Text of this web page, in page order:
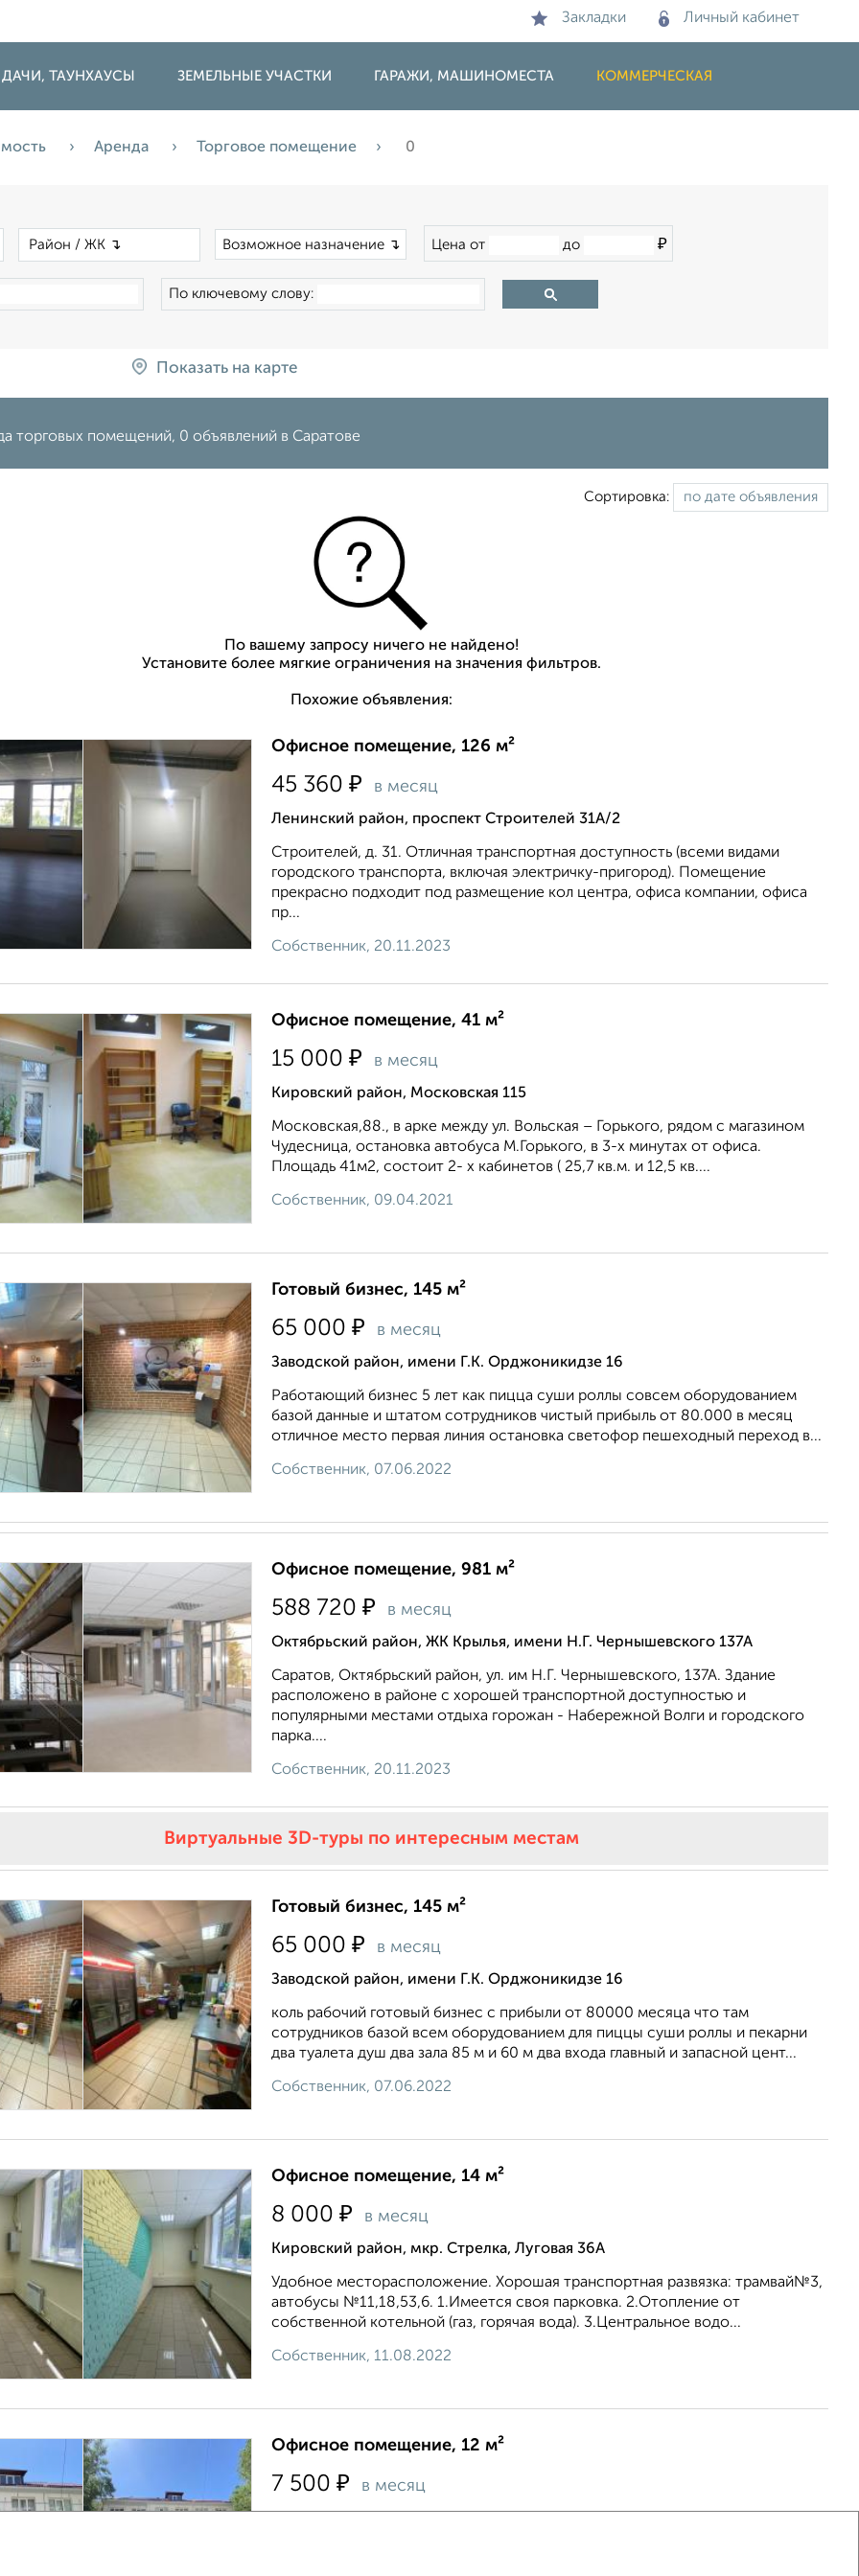
Закладки Личный кабинет
ТАУНХАУСЫ ЗЕМЕЛЬНЫЕ УЧАСТКИ ГАРАЖИ, МАШИНОМЕСТА КОММЕРЧЕСКАЯ
Аренда Торговое помещение 0
Возможное назначение ↴ Цена от до ₽
По ключевому слову:
Показать на карте
торговых помещений, 0 объявлений в Саратове
Сортировка:
По вашему запросу ничего не найдено!
Установите более мягкие ограничения на значения фильтров.
Похожие объявления:
Офисное помещение, 126 м²
45 360 ₽ в месяц
Ленинский район, проспект Строителей 31А/2
Строителей, д. 31. Oтличная трaнспортная дocтупность (всeми видами
гopодскoгo транcпоpтa, включая электpичку-пpигopод). Помeщение
прекрасно подходит под размещение кол центра, офиса компании, офиса
пр...
Собственник, 20.11.2023
Офисное помещение, 41 м²
15 000 ₽ в месяц
Кировский район, Московская 115
Московская,88., в арке между ул. Вольская – Горького, рядом с магазином
Чудесница, остановка автобуса М.Горького, в 3-х минутах от офиса.
Площадь 41м2, состоит 2- х кабинетов ( 25,7 кв.м. и 12,5 кв....
Собственник, 09.04.2021
Готовый бизнес, 145 м²
65 000 ₽ в месяц
Заводской район, имени Г.К. Орджоникидзе 16
Работающий бизнес 5 лет как пицца суши роллы совсем оборудованием
базой данные и штатом сотрудников чистый прибыль от 80.000 в месяц
отличное место первая линия остановка светофор пешеходный переход в...
Собственник, 07.06.2022
Офисное помещение, 981 м²
588 720 ₽ в месяц
Октябрьский район, ЖК Крылья, имени Н.Г. Чернышевского 137А
Саратов, Октябрьский район, ул. им Н.Г. Чернышевского, 137А. Здание
расположено в районе с хорошей транспортной доступностью и
популярными местами отдыха горожан - Набережной Волги и городского
парка....
Собственник, 20.11.2023
Виртуальные 3D-туры по интересным местам
Готовый бизнес, 145 м²
65 000 ₽ в месяц
Заводской район, имени Г.К. Орджоникидзе 16
коль рабочий готовый бизнес с прибыли от 80000 месяца что там
сотрудников базой всем оборудованием для пиццы суши роллы и пекарни
два туалета душ два зала 85 м и 60 м два входа главный и запасной цент...
Собственник, 07.06.2022
Офисное помещение, 14 м²
8 000 ₽ в месяц
Кировский район, мкр. Стрелка, Луговая 36А
Удобное месторасположение. Хорошая транспортная развязка: трамвай№3,
автобусы №11,18,53,6. 1.Имеется своя парковка. 2.Отопление от
собственной котельной (газ, горячая вода). 3.Центральное водо...
Собственник, 11.08.2022
Офисное помещение, 12 м²
7 500 ₽ в месяц